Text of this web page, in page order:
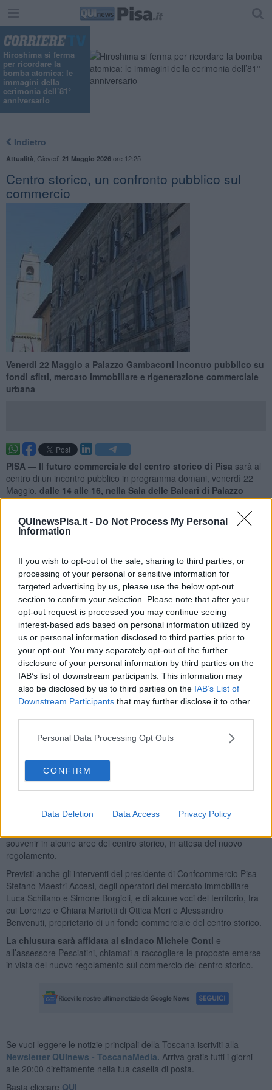
QUInewsPisa.it - Do Not Process My Personal
Information
If you wish to opt-out of the sale, sharing to third parties, or
processing of your personal or sensitive information for
targeted advertising by us, please use the below opt-out
section to confirm your selection. Please note that after your
opt-out request is processed you may continue seeing
interest-based ads based on personal information utilized by
us or personal information disclosed to third parties prior to
your opt-out. You may separately opt-out of the further
disclosure of your personal information by third parties on the
IAB’s list of downstream participants. This information may
also be disclosed by us to third parties on the IAB’s List of
Downstream Participants that may further disclose it to other
Personal Data Processing Opt Outs
CONFIRM
Data Deletion Data Access Privacy Policy
Hiroshima si ferma
per ricordare la
bomba atomica: le
immagini della
cerimonia dell’81°
anniversario
Indietro
Attualità Giovedì 21 Maggio 2026ore 12:25
Centro storico, un confronto pubblico sul
commercio
Venerdì 22 Maggio a Palazzo Gambacorti incontro pubblico su
fondi sfitti, mercato immobiliare e rigenerazione commerciale
urbana
PISA — Il futuro commerciale del centro storico di Pisa sarà al
centro di un incontro pubblico in programma domani, venerdì 22
Maggio, dalle 14 alle 16, nella Sala delle Baleari di Palazzo
Gambacorti.
L’appuntamento, dal titolo “Il futuro del centro storico di Pisa.
Fondi commerciali, mercato, rigenerazione urbana
referente dei Giovani Imprenditori di Confcommercio Pisa, in
collaborazione con il Comune di Pisa e Confcommercio Provincia di
Pisa.
L’obiettivo è aprire un confronto sulla tenuta del tessuto
commerciale cittadino, tra fondi sfitti, trasformazioni del mercato
immobiliare e necessità di una rigenerazione urbana più mirata. Il
percorso si collega anche alle iniziative già avviate
dall’amministrazione comunale, dalla consulenza strategica per il
rilancio del commercio di prossimità alla delibera sul decoro
commerciale del centro storico.
contrazione del commercio al dettaglio nel centro storico. Seguirà
l’intervento dell’architetto Ilaria Mari, che proporrà una riflessione
sulla desertificazione commerciale e sui diversi ambiti della città,
dall’area monumentale a Borgo, da Corso Italia ai Lungarni, fino
all’asse stazione-centro.
L’assessore Paolo Pesciatini
illustrerà invece il quadro degli
interventi messi in campo dal Comune, compreso il blocco delle
souvenir in alcune aree del centro storico, in attesa del nuovo
regolamento.
Previsti anche gli interventi del presidente di Confcommercio Pisa
Stefano Maestri Accesi, degli operatori del mercato immobiliare
Luca Schifano e Simone Borgioli, e di alcune voci del territorio, tra
cui Lorenzo e Chiara Mariotti di Ottica Mori e Alessandro
Benvenuti, proprietario di un fondo commerciale del centro storico.
La chiusura sarà affidata al sindaco Michele Conti e
all’assessore Pesciatini, chiamati a raccogliere le proposte emerse
in vista del nuovo regolamento sul commercio del centro storico.
Se vuoi leggere le notizie principali della Toscana iscriviti alla
Newsletter QUInews - ToscanaMedia. Arriva gratis tutti i giorni
alle 20:00 direttamente nella tua casella di posta.
Basta cliccare QUI